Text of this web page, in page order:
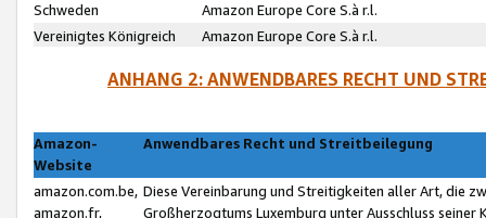
Schweden
Amazon Europe Core S.à r.l.
Vereinigtes Königreich
Amazon Europe Core S.à r.l.
ANHANG 2: ANWENDBARES RECHT UND
Amazon-
Website
Anwendbares Recht und Streitbeilegung
amazon.com.be,
amazon.fr,
Diese Vereinbarung und Streitigkeiten aller Art, die
Großherzogtums Luxemburg unter Ausschluss